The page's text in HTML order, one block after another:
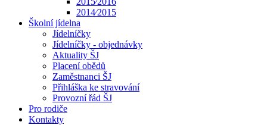
2014⁄2015
Školní jídelna
Jídelníčky
Jídelníčky - objednávky
Aktuality ŠJ
Placení obědů
Zaměstnanci ŠJ
Přihláška ke stravování
Provozní řád ŠJ
Pro rodiče
Kontakty